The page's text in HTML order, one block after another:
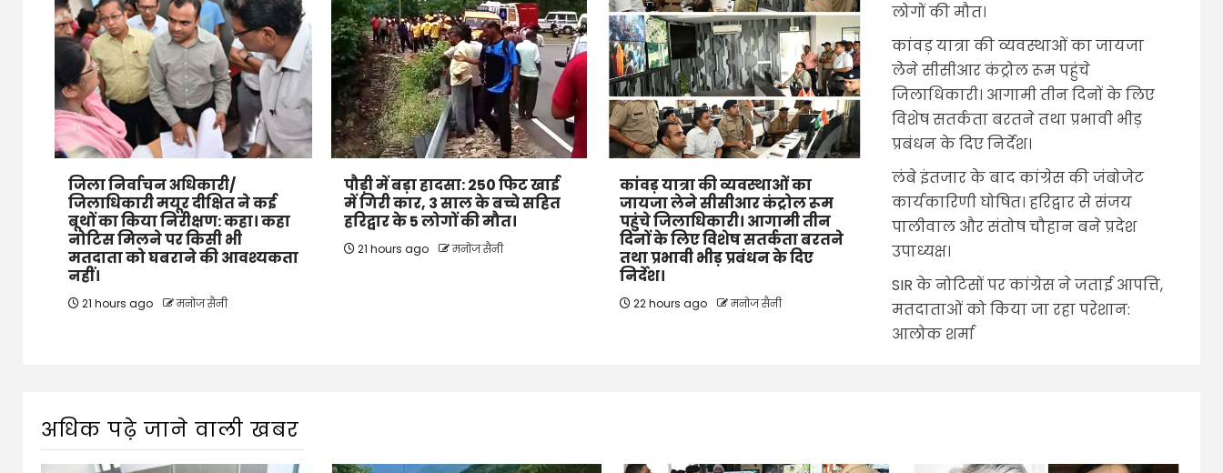
जिला निर्वाचन अधिकारी/
जिलाधिकारी मयूर दीक्षित ने कई
बूथों का किया निरीक्षण: कहा। कहा
नोटिस मिलने पर किसी भी
मतदाता को घबराने की आवश्यकता
नहीं।
21 hours ago मनोज सैनी
पौड़ी में बड़ा हादसा: 250 फिट खाई
में गिरी कार, 3 साल के बच्चे सहित
हरिद्वार के 5 लोगों की मौत।
21 hours ago मनोज सैनी
कांवड़ यात्रा की व्यवस्थाओं का
जायजा लेने सीसीआर कंट्रोल रूम
पहुंचे जिलाधिकारी। आगामी तीन
दिनों के लिए विशेष सतर्कता बरतने
तथा प्रभावी भीड़ प्रबंधन के दिए
निर्देश।
22 hours ago मनोज सैनी
लोगों की मौत।
कांवड़ यात्रा की व्यवस्थाओं का जायजा
लेने सीसीआर कंट्रोल रूम पहुंचे
जिलाधिकारी। आगामी तीन दिनों के लिए
विशेष सतर्कता बरतने तथा प्रभावी भीड़
प्रबंधन के दिए निर्देश।
लंबे इंतजार के बाद कांग्रेस की जंबोजेट
कार्यकारिणी घोषित। हरिद्वार से संजय
पालीवाल और संतोष चौहान बने प्रदेश
उपाध्यक्ष।
SIR के नोटिसों पर कांग्रेस ने जताई आपत्ति,
मतदाताओं को किया जा रहा परेशान:
आलोक शर्मा
अधिक पढ़े जाने वाली खबर